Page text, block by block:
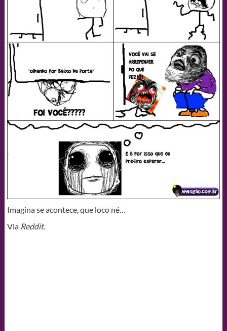
Imagina se acontece, que loco né…
Via Reddit.